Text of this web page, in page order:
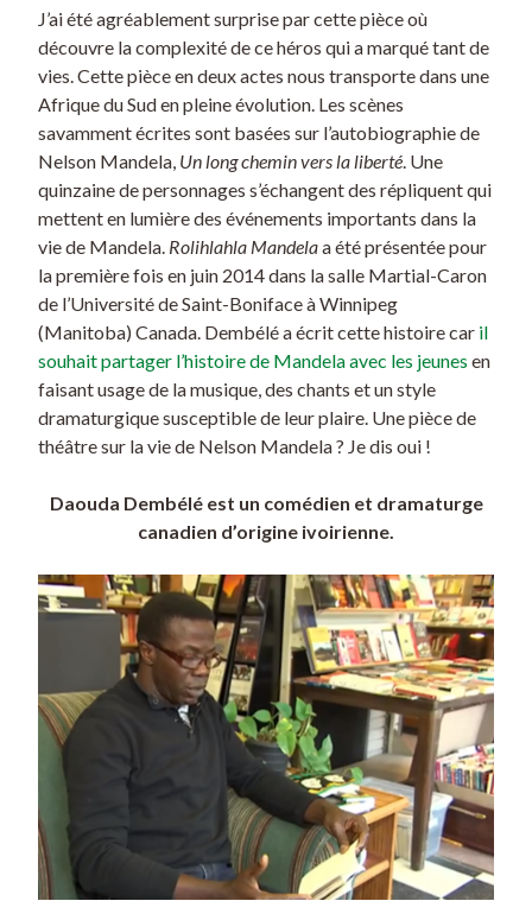
J’ai été agréablement surprise par cette pièce où
découvre la complexité de ce héros qui a marqué tant de
vies. Cette pièce en deux actes nous transporte dans une
Afrique du Sud en pleine évolution. Les scènes
savamment écrites sont basées sur l’autobiographie de
Nelson Mandela, Un long chemin vers la liberté. Une
quinzaine de personnages s’échangent des répliquent qui
mettent en lumière des événements importants dans la
vie de Mandela. Rolihlahla Mandelaa été présentée pour
la première fois en juin 2014 dans la salle Martial-Caron
de l’Université de Saint-Boniface à Winnipeg
(Manitoba) Canada. Dembélé a écrit cette histoire car il
souhait partager l’histoire de Mandela avec les jeunes en
faisant usage de la musique, des chants et un style
dramaturgique susceptible de leur plaire. Une pièce de
théâtre sur la vie de Nelson Mandela ? Je dis oui !
Daouda Dembélé est un comédien et dramaturge
canadien d’origine ivoirienne.